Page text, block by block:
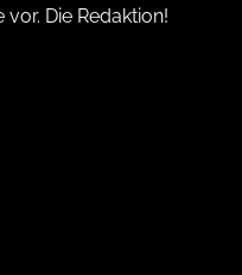
Die Redaktion!